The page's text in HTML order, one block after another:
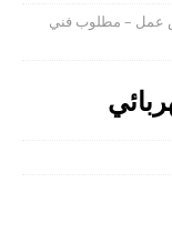
– مطلوب فني